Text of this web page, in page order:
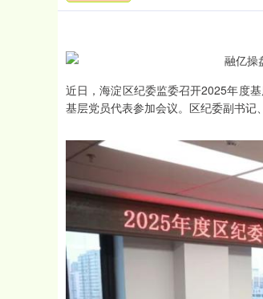
近日，海淀区纪委监委召开2025年度
基层党员代表参加会议。区纪委副书记